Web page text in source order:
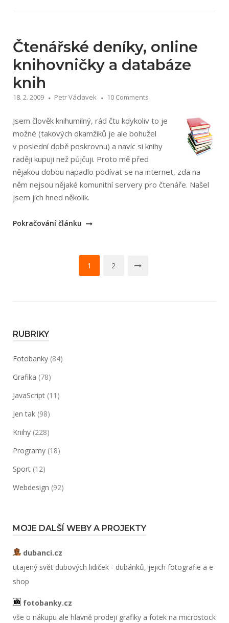
po
14
dnech
používání“
Čtenářské deníky, online
knihovničky a databáze
knih
18. 2. 2009 Petr Václavek 10 Comments
Jsem člověk knihumilný, rád čtu kdykoliv to je
možné (takových okamžiků je ale bohužel
v poslední době poskrovnu) a navíc si knihy
raději kupuji než půjčuji. Proto mě před
nějakou dobou napadlo podívat se na internet, zda na
něm nejsou nějaké komunitní servery pro čtenáře. Našel
jsem jich hned několik.
„Čtenářské
knih“
Pokračování článku
1 2
RUBRIKY
Fotobanky (84)
Grafika (78)
JavaScript (11)
Jen tak (98)
Knihy (228)
Programy (18)
Sport (12)
Webdesign (92)
MOJE DALŠÍ WEBY A PROJEKTY
dubanci.cz
utajený svět dubových lidiček - dubánků, jejich fotografie a e-
shop
fotobanky.cz
vše o nákupu ale hlavně prodeji grafiky a fotek na microstock